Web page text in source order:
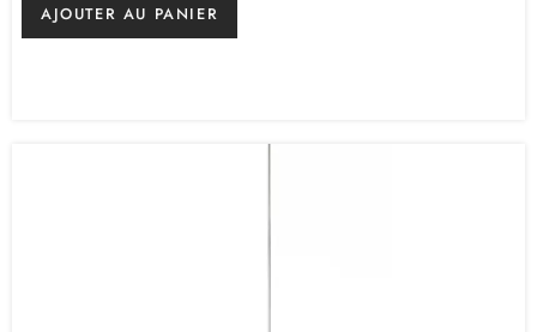
AJOUTER AU PANIER